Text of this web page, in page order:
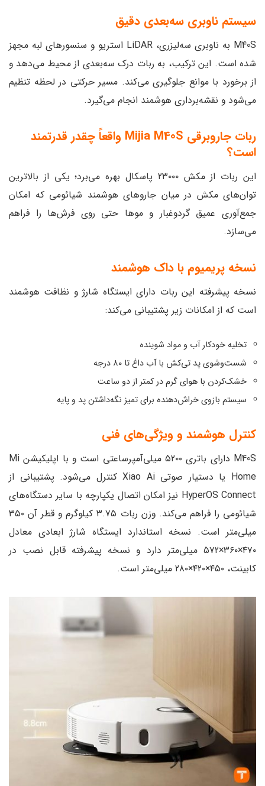
سیستم ناوبری سه‌بعدی دقیق
M40S به ناوبری سه‌لیزری، LiDAR استریو و سنسورهای لبه مجهز
شده است. این ترکیب، به ربات درک سه‌بعدی از محیط می‌دهد و
از برخورد با موانع جلوگیری می‌کند. مسیر حرکتی در لحظه تنظیم
می‌شود و نقشه‌برداری هوشمند انجام می‌گیرد.
ربات جاروبرقی Mijia M40S واقعاً چقدر قدرتمند
است؟
این ربات از مکش ۲۳۰۰۰ پاسکال بهره می‌برد؛ یکی از بالاترین
توان‌های مکش در میان جاروهای هوشمند شیائومی که امکان
جمع‌آوری عمیق گردوغبار و موها حتی روی فرش‌ها را فراهم
می‌سازد.
نسخه پریمیوم با داک هوشمند
نسخه پیشرفته این ربات دارای ایستگاه شارژ و نظافت هوشمند
است که از امکانات زیر پشتیبانی می‌کند:
تخلیه خودکار آب و مواد شوینده
شست‌وشوی پد تی‌کش با آب داغ تا ۸۰ درجه
خشک‌کردن با هوای گرم در کمتر از دو ساعت
سیستم بازوی خراش‌دهنده برای تمیز نگه‌داشتن پد و پایه
کنترل هوشمند و ویژگی‌های فنی
M40S دارای باتری ۵۲۰۰ میلی‌آمپرساعتی است و با اپلیکیشن Mi
Home یا دستیار صوتی Xiao Ai کنترل می‌شود. پشتیبانی از
HyperOS Connect نیز امکان اتصال یکپارچه با سایر دستگاه‌های
شیائومی را فراهم می‌کند. وزن ربات ۳.۷۵ کیلوگرم و قطر آن ۳۵۰
میلی‌متر است. نسخه استاندارد ایستگاه شارژ ابعادی معادل
۴۷۰×۳۶۰×۵۷۲ میلی‌متر دارد و نسخه پیشرفته قابل نصب در
کابینت، ۴۵۰×۴۲۰×۲۸۰ میلی‌متر است.